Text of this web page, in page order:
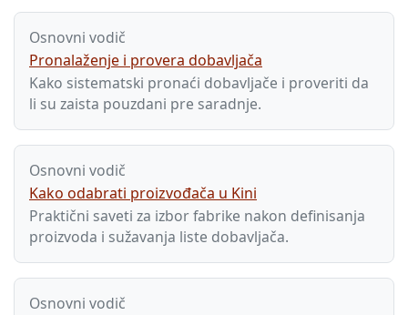
Osnovni vodič
Pronalaženje i provera dobavljača
Kako sistematski pronaći dobavljače i proveriti da
li su zaista pouzdani pre saradnje.
Osnovni vodič
Kako odabrati proizvođača u Kini
Praktični saveti za izbor fabrike nakon definisanja
proizvoda i sužavanja liste dobavljača.
Osnovni vodič